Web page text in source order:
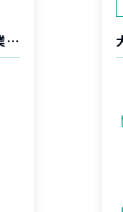
大手製造業様向け基幹システム更改プロジェクトのPMO業務（2）